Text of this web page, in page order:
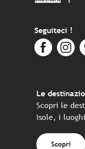
Seguiteci !
Le
Scopri le
isole, i
Scopri